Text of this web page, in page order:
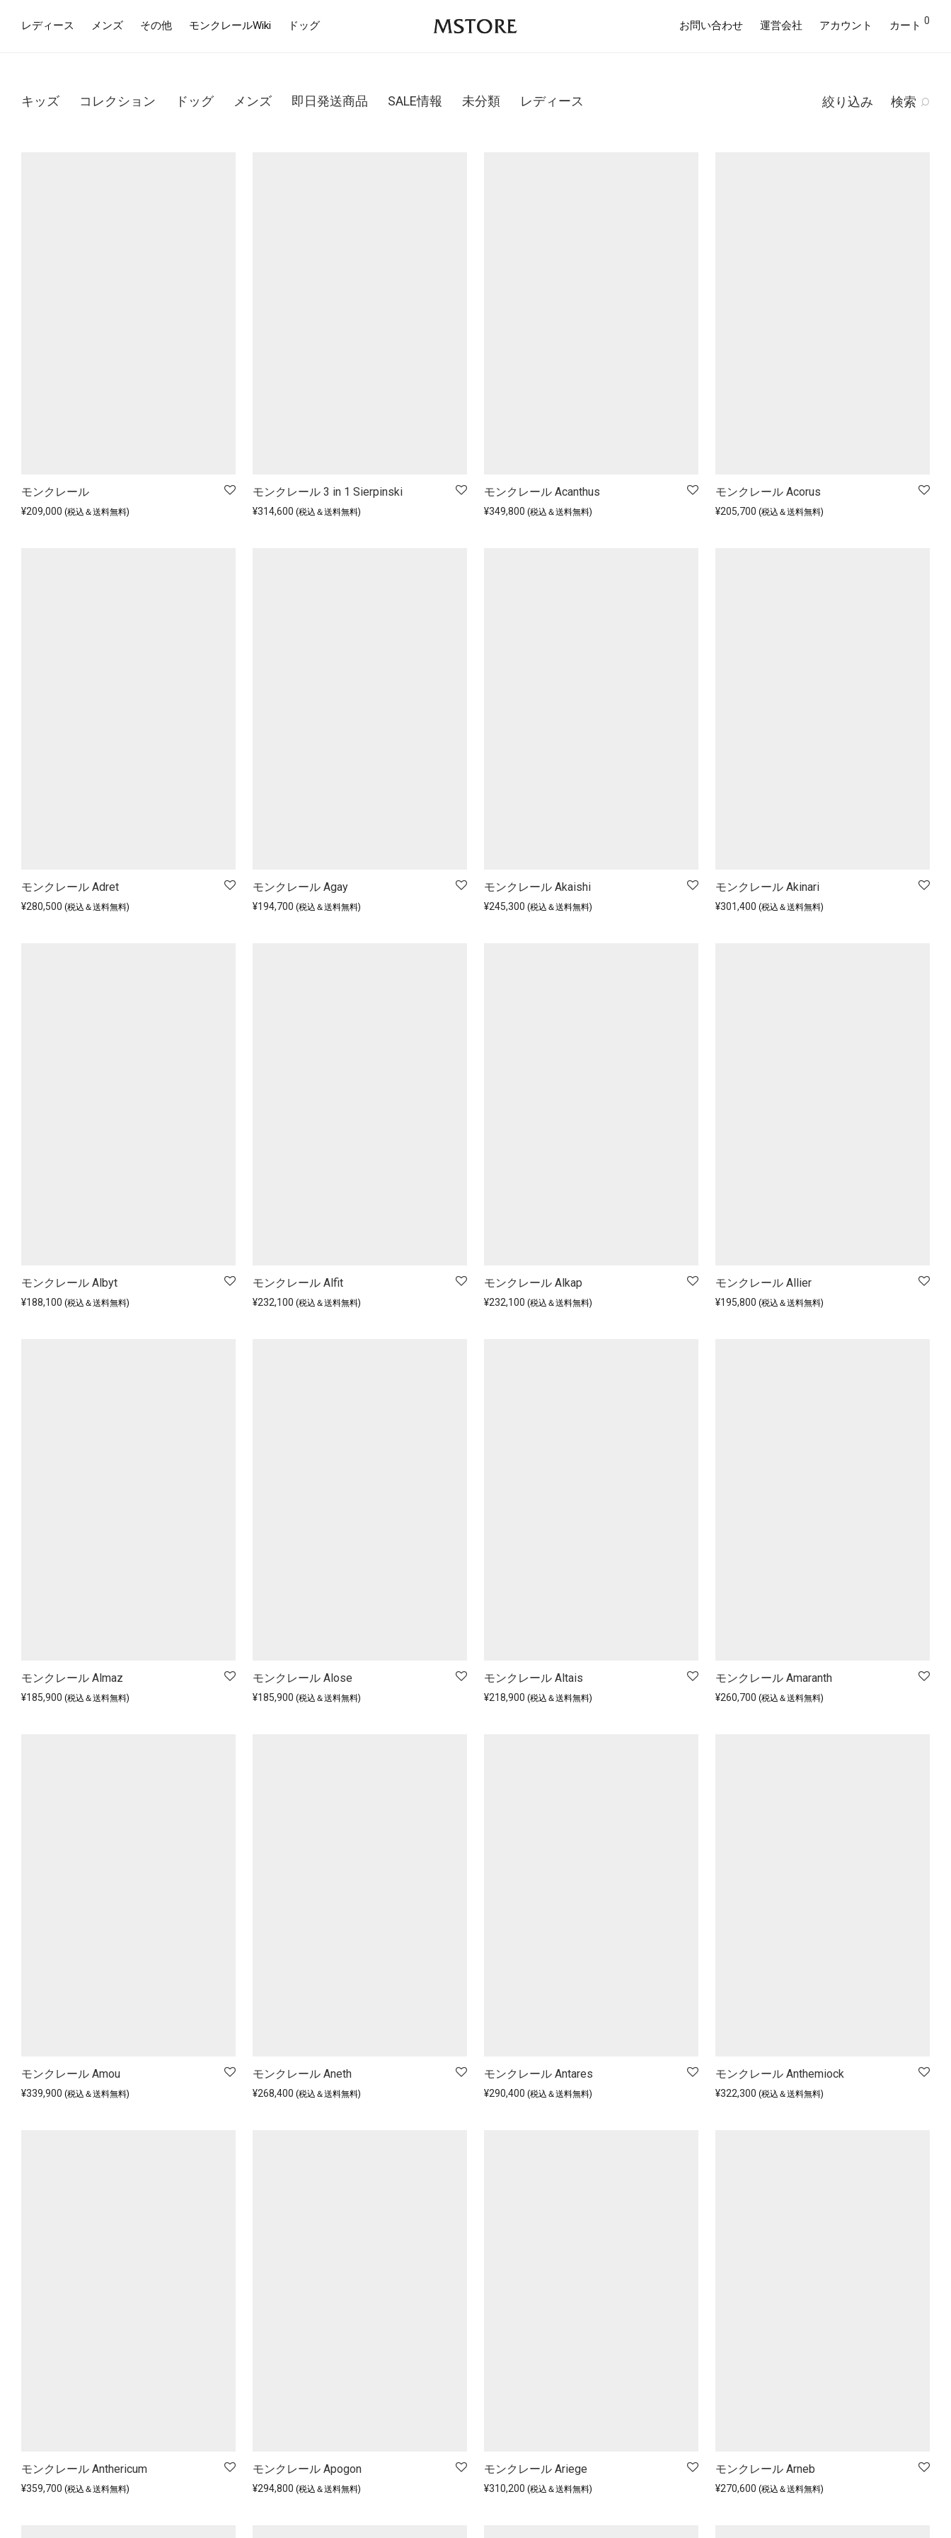
レディース メンズ その他 モンクレールWiki ドッグ お問い合わせ 運営会社 アカウント カート 0
絞り込み 検索
キッズ コレクション ドッグ メンズ 即日発送商品 SALE情報 未分類 レディース
モンクレール
¥209,000 (税込＆送料無料)
モンクレール 3 in 1 Sierpinski
¥314,600 (税込＆送料無料)
モンクレール Acanthus
¥349,800 (税込＆送料無料)
モンクレール Acorus
¥205,700 (税込＆送料無料)
モンクレール Adret
¥280,500 (税込＆送料無料)
モンクレール Agay
¥194,700 (税込＆送料無料)
モンクレール Akaishi
¥245,300 (税込＆送料無料)
モンクレール Akinari
¥301,400 (税込＆送料無料)
モンクレール Albyt
¥188,100 (税込＆送料無料)
モンクレール Alfit
¥232,100 (税込＆送料無料)
モンクレール Alkap
¥232,100 (税込＆送料無料)
モンクレール Allier
¥195,800 (税込＆送料無料)
モンクレール Almaz
¥185,900 (税込＆送料無料)
モンクレール Alose
¥185,900 (税込＆送料無料)
モンクレール Altais
¥218,900 (税込＆送料無料)
モンクレール Amaranth
¥260,700 (税込＆送料無料)
モンクレール Amou
¥339,900 (税込＆送料無料)
モンクレール Aneth
¥268,400 (税込＆送料無料)
モンクレール Antares
¥290,400 (税込＆送料無料)
モンクレール Anthemiock
¥322,300 (税込＆送料無料)
モンクレール Anthericum
¥359,700 (税込＆送料無料)
モンクレール Apogon
¥294,800 (税込＆送料無料)
モンクレール Ariege
¥310,200 (税込＆送料無料)
モンクレール Arneb
¥270,600 (税込＆送料無料)